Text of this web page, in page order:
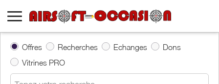
Offres Recherches Echanges
Dons
Vitrines PRO